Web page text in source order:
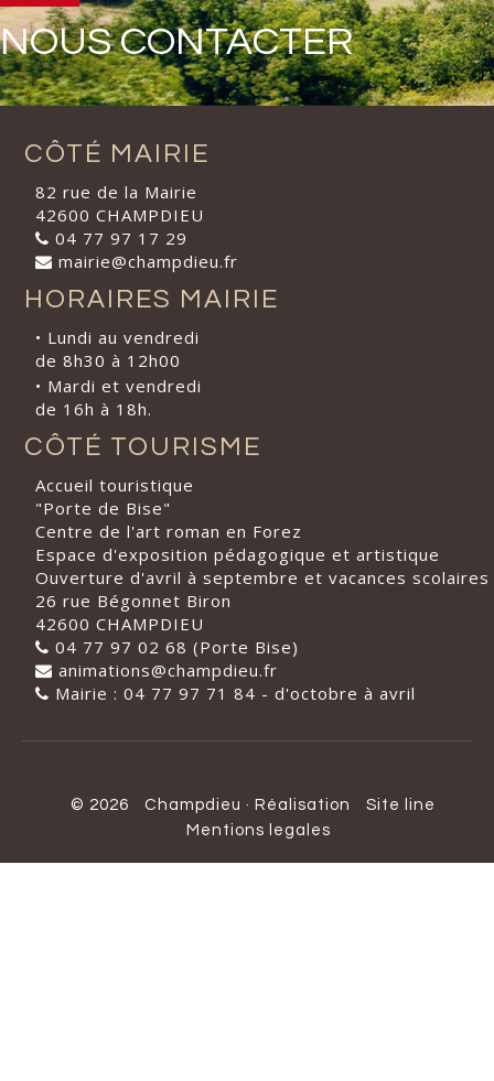
NOUS CONTACTER
CÔTÉ MAIRIE
82 rue de la Mairie
42600 CHAMPDIEU
04 77 97 17 29
mairie@champdieu.fr
HORAIRES MAIRIE
• Lundi au vendredi
de 8h30 à 12h00
• Mardi et vendredi
de 16h à 18h.
CÔTÉ TOURISME
Accueil touristique
"Porte de Bise"
Centre de l'art roman en Forez
Espace d'exposition pédagogique et artistique
Ouverture d'avril à septembre et vacances scolaires
26 rue Bégonnet Biron
42600 CHAMPDIEU
04 77 97 02 68 (Porte Bise)
animations@champdieu.fr
Mairie : 04 77 97 71 84 - d'octobre à avril
© 2026 Champdieu · Réalisation
Site line
Mentions legales